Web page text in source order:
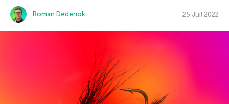
Roman Dedenok 25 Juil 2022